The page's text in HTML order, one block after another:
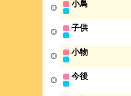
小鳥
子供
小物
今後